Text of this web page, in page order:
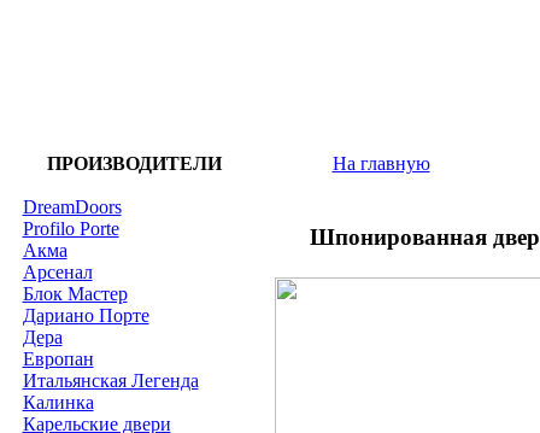
ПРОИЗВОДИТЕЛИ
DreamDoors
Profilo Porte
Акма
Арсенал
Блок Мастер
Дариано Порте
Дера
Европан
Итальянская Легенда
Калинка
Карельские двери
На главную
Шпонированная